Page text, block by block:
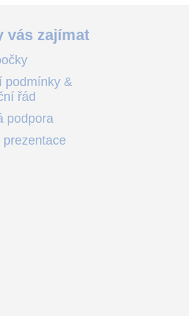
vás zajímat
podmínky &
řád
podpora